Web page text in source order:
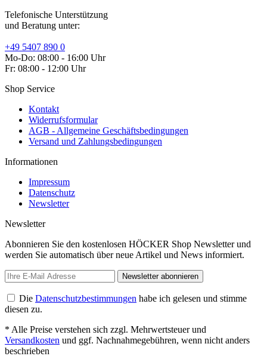
Telefonische Unterstützung
und Beratung unter:
+49 5407 890 0
Mo-Do: 08:00 - 16:00 Uhr
Fr: 08:00 - 12:00 Uhr
Shop Service
Kontakt
Widerrufsformular
AGB - Allgemeine Geschäftsbedingungen
Versand und Zahlungsbedingungen
Informationen
Impressum
Datenschutz
Newsletter
Newsletter
Abonnieren Sie den kostenlosen HÖCKER Shop Newsletter und
werden Sie automatisch über neue Artikel und News informiert.
Newsletter abonnieren
Die Datenschutzbestimmungen habe ich gelesen und stimme
diesen zu.
* Alle Preise verstehen sich zzgl. Mehrwertsteuer und
Versandkosten und ggf. Nachnahmegebühren, wenn nicht anders
beschrieben